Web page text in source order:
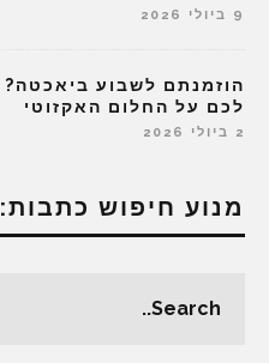
9 ביולי 2026
לכם על החלום האקזוטי
2 ביולי 2026
מנוע חיפוש כתבות: